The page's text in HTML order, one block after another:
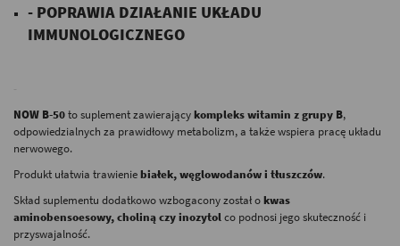
- POPRAWIA DZIAŁANIE UKŁADU
IMMUNOLOGICZNEGO
NOW B-50to suplement zawierającykompleks witamin z grupy B,
odpowiedzialnych za prawidłowy metabolizm, a także wspiera pracę układu
nerwowego.
Produkt ułatwia trawieniebiałek, węglowodanów i tłuszczów.
Skład suplementu dodatkowo wzbogacony został okwas
aminobensoesowy, choliną czy inozytolco podnosi jego skuteczność i
przyswajalność.